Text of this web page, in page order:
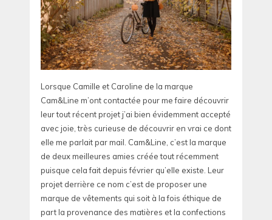
Lorsque Camille et Caroline de la marque
Cam&Line m’ont contactée pour me faire découvrir
leur tout récent projet j’ai bien évidemment accepté
avec joie, très curieuse de découvrir en vrai ce dont
elle me parlait par mail. Cam&Line, c’est la marque
de deux meilleures amies créée tout récemment
puisque cela fait depuis février qu’elle existe. Leur
projet derrière ce nom c’est de proposer une
marque de vêtements qui soit à la fois éthique de
part la provenance des matières et la confections